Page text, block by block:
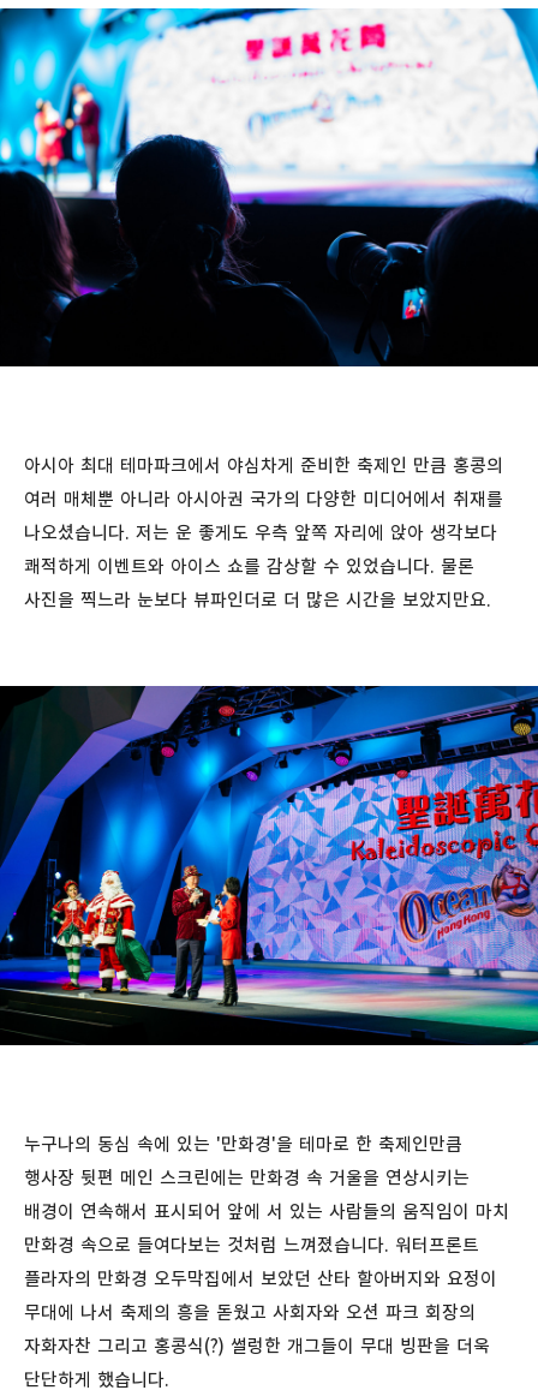
아시아 최대 테마파크에서 야심차게 준비한 축제인 만큼 홍콩의
여러 매체뿐 아니라 아시아권 국가의 다양한 미디어에서 취재를
나오셨습니다. 저는 운 좋게도 우측 앞쪽 자리에 앉아 생각보다
쾌적하게 이벤트와 아이스 쇼를 감상할 수 있었습니다. 물론
사진을 찍느라 눈보다 뷰파인더로 더 많은 시간을 보았지만요.
누구나의 동심 속에 있는 '만화경'을 테마로 한 축제인만큼
행사장 뒷편 메인 스크린에는 만화경 속 거울을 연상시키는
배경이 연속해서 표시되어 앞에 서 있는 사람들의 움직임이 마치
만화경 속으로 들여다보는 것처럼 느껴졌습니다. 워터프론트
플라자의 만화경 오두막집에서 보았던 산타 할아버지와 요정이
무대에 나서 축제의 흥을 돋웠고 사회자와 오션 파크 회장의
자화자찬 그리고 홍콩식(?) 썰렁한 개그들이 무대 빙판을 더욱
단단하게 했습니다.